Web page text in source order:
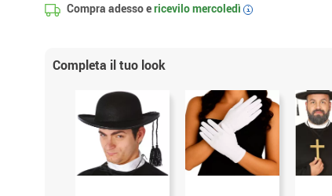
Compra adesso ericevilomercoledì i
Completa il tuo look